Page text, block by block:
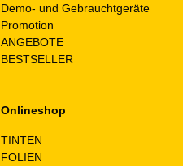
Demo- und Gebrauchtgeräte
Promotion
ANGEBOTE
BESTSELLER
Onlineshop
TINTEN
FOLIEN